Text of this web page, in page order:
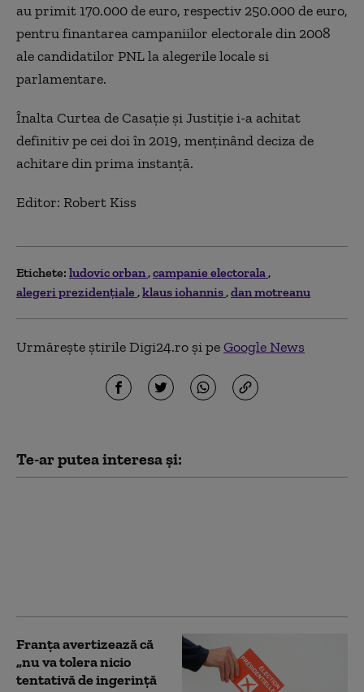
au primit 170.000 de euro, respectiv 250.000 de euro,
pentru finantarea campaniilor electorale din 2008
ale candidatilor PNL la alegerile locale si
parlamentare.
Înalta Curtea de Casație și Justiție i-a achitat
definitiv pe cei doi în 2019, menținând deciza de
achitare din prima instanță.
Editor: Robert Kiss
Etichete: ludovic orban campanie electorala
alegeri prezidențiale klaus iohannis dan motreanu
Urmărește știrile Digi24.ro și peGoogle News
Te-ar putea interesa și:
Franţa avertizează că
„nu va tolera nicio
tentativă de ingerinţă